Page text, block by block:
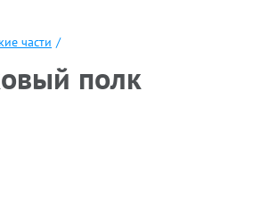
части /
полк